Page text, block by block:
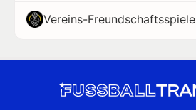
Vereins-Freundschaftsspiele